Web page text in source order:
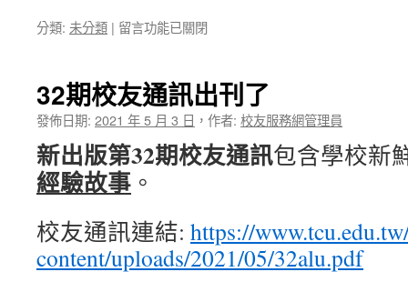
分類: 未分類 | 在
校
友
通
出
刊
了〉
留言功能已關閉
32期校友通訊出刊了
發佈日期: 2021 年 5 月 3 日 ， 作者: 校友服務網管理員
新出版第32期校友通訊包含學校新
經驗故事 。
校友通訊連結: https://
content/uploads/2021/05/32alu.pdf